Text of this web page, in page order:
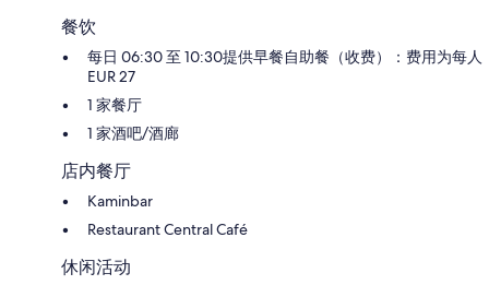
餐饮
每日 06:30 至 10:30提供早餐自助餐（收费）：费用为每人
EUR 27
1 家餐厅
1 家酒吧/酒廊
店内餐厅
Kaminbar
Restaurant Central Café
休闲活动